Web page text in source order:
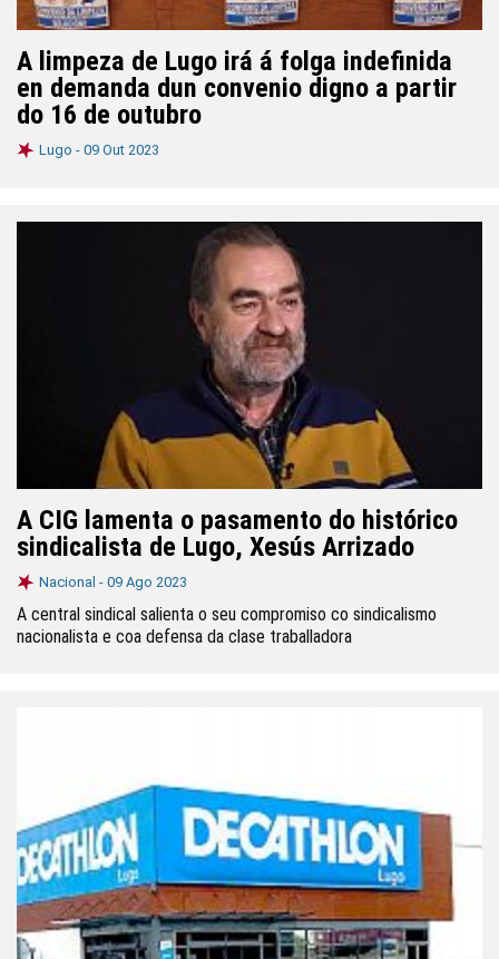
A limpeza de Lugo irá á folga indefinida
en demanda dun convenio digno a partir
do 16 de outubro
Lugo - 09 Out 2023
A CIG lamenta o pasamento do histórico
sindicalista de Lugo, Xesús Arrizado
Nacional - 09 Ago 2023
A central sindical salienta o seu compromiso co sindicalismo
nacionalista e coa defensa da clase traballadora